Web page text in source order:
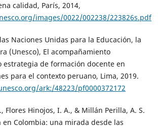
calidad, París, 2014,
images/0022/002238/223826s.pdf
Naciones Unidas para la Educación, la
(Unesco), El acompañamiento
estrategia de formación docente en
para el contexto peruano, Lima, 2019.
ark:/48223/pf0000372172
Flores Hinojos, I. A., & Millán Perilla, A. S.
en Colombia: una mirada desde las